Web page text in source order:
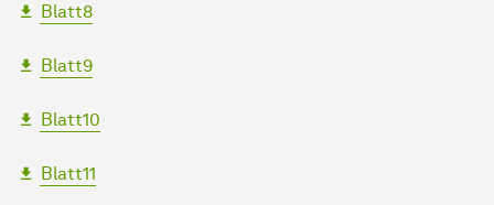
Blatt8
Blatt9
Blatt10
Blatt11